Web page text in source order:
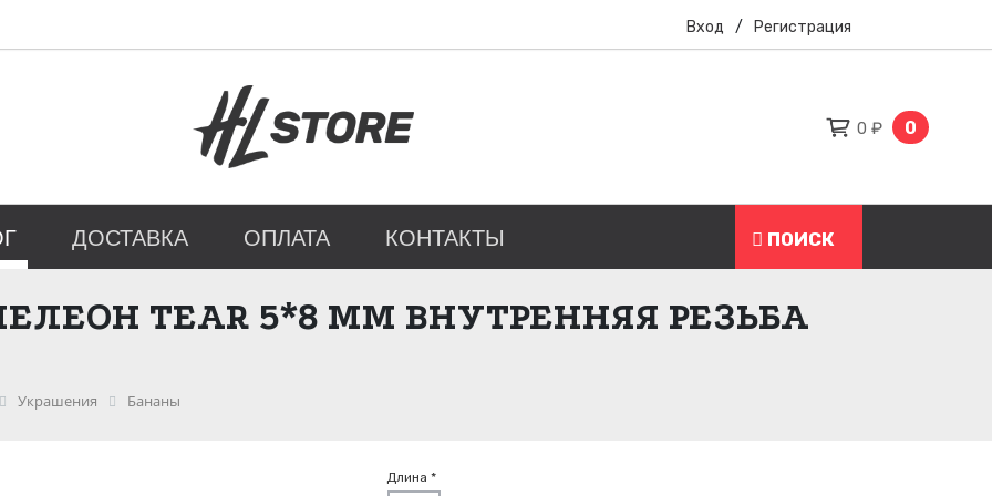
Вход / Регистрация
0 ₽ 0
ДОСТАВКА ОПЛАТА КОНТАКТЫ ПОИСК
TEAR 5*8 ММ ВНУТРЕННЯЯ РЕЗЬБА
Украшения Бананы
Длина *